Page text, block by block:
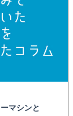
マシンと